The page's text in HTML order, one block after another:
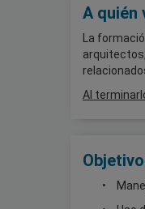
A quién
La
Al